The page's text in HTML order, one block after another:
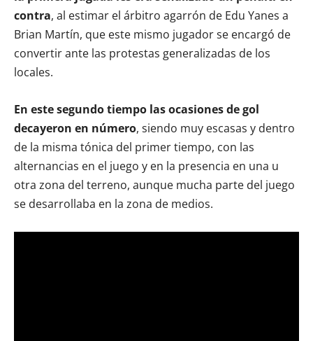
contra, al estimar el árbitro agarrón de Edu Yanes a
Brian Martín, que este mismo jugador se encargó de
convertir ante las protestas generalizadas de los
locales.
En este segundo tiempo las ocasiones de gol
decayeron en número, siendo muy escasas y dentro
de la misma tónica del primer tiempo, con las
alternancias en el juego y en la presencia en una u
otra zona del terreno, aunque mucha parte del juego
se desarrollaba en la zona de medios.